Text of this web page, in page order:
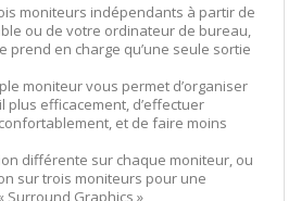
moniteurs indépendants à partir de
ou de votre ordinateur de bureau,
prend en charge qu’une seule sortie
moniteur vous permet d’organiser
efficacement, d’effectuer
et de faire moins
différente sur chaque moniteur, ou
sur trois moniteurs pour une
Surround Graphics »